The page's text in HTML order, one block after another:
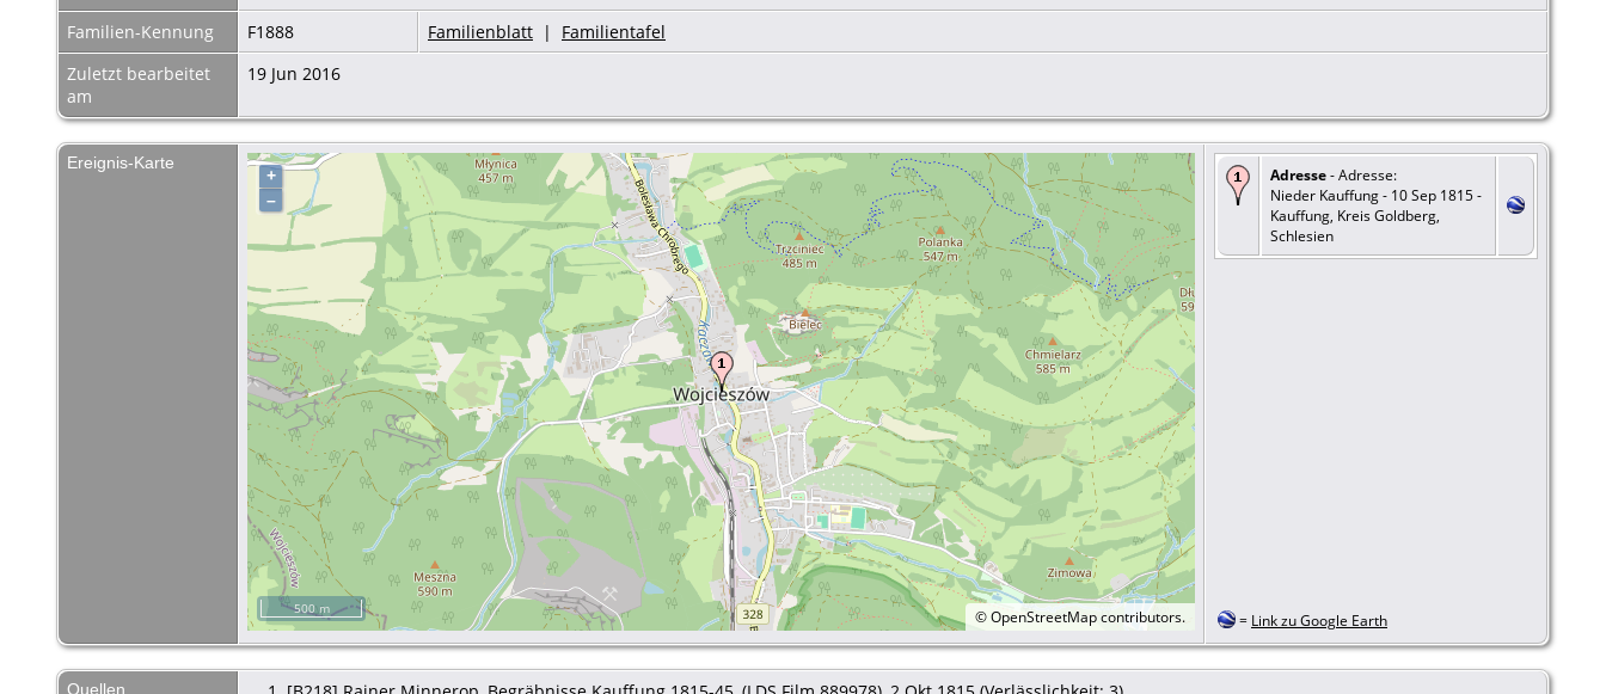
Familien-Kennung
F1888 Familienblatt | Familientafel
Zuletzt bearbeitet
am
19 Jun 2016
Ereignis-Karte
+
–
©OpenStreetMapcontributors.
500 m
Adresse- Adresse:
Nieder Kauffung - 10 Sep 1815 -
Kauffung, Kreis Goldberg,
Schlesien
= Link zu Google Earth
Quellen